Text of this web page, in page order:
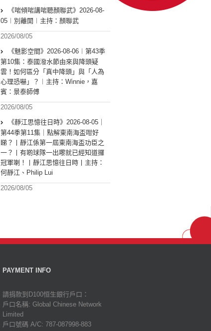
《啱傾啱講啱聽顏聯武》2026-08-
05︱別離開︱主持：顏聯武
2026/08/05
《魅影空間》2026-08-06︱第43季
第10集：泰國潑水節由來與降頭疑
雲！如何區分「真中降頭」與「人為
心理恐嚇」？︱主持：Winnie，嘉
賓：景泰師傅
2026/08/05
《靜江思憶往日時》2026-08-05｜
第44季第11集｜點解東南海盃咁好
睇？丨靜江係第一屆東南海盃功臣之
一？丨有啲球隊一出嚟就已經知道攞
冠軍喇！丨靜江思憶往日時丨主持：
何靜江、Philip Lui
2026/08/05
PAYMENT INFO
請捐款到D100恒生銀行戶口：
戶口名稱: Global Chinese Network
Limited
戶口號碼 A/C: 787-087998-883